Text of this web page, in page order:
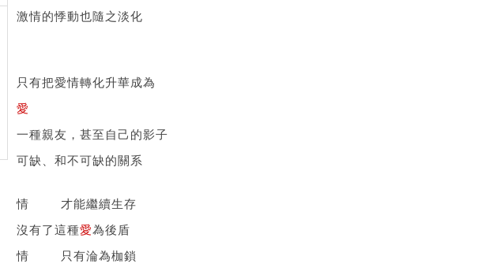
激情的悸動也隨之淡化
只有把愛情轉化升華成為
愛
一種親友，甚至自己的影子
可缺、和不可缺的關系
情 才能繼續生存
沒有了這種愛為後盾
情 只有淪為枷鎖